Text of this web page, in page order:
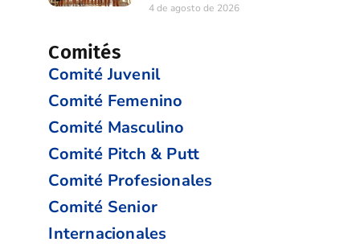
4 de agosto de 2026
Comités
Comité Juvenil
Comité Femenino
Comité Masculino
Comité Pitch & Putt
Comité Profesionales
Comité Senior
Internacionales